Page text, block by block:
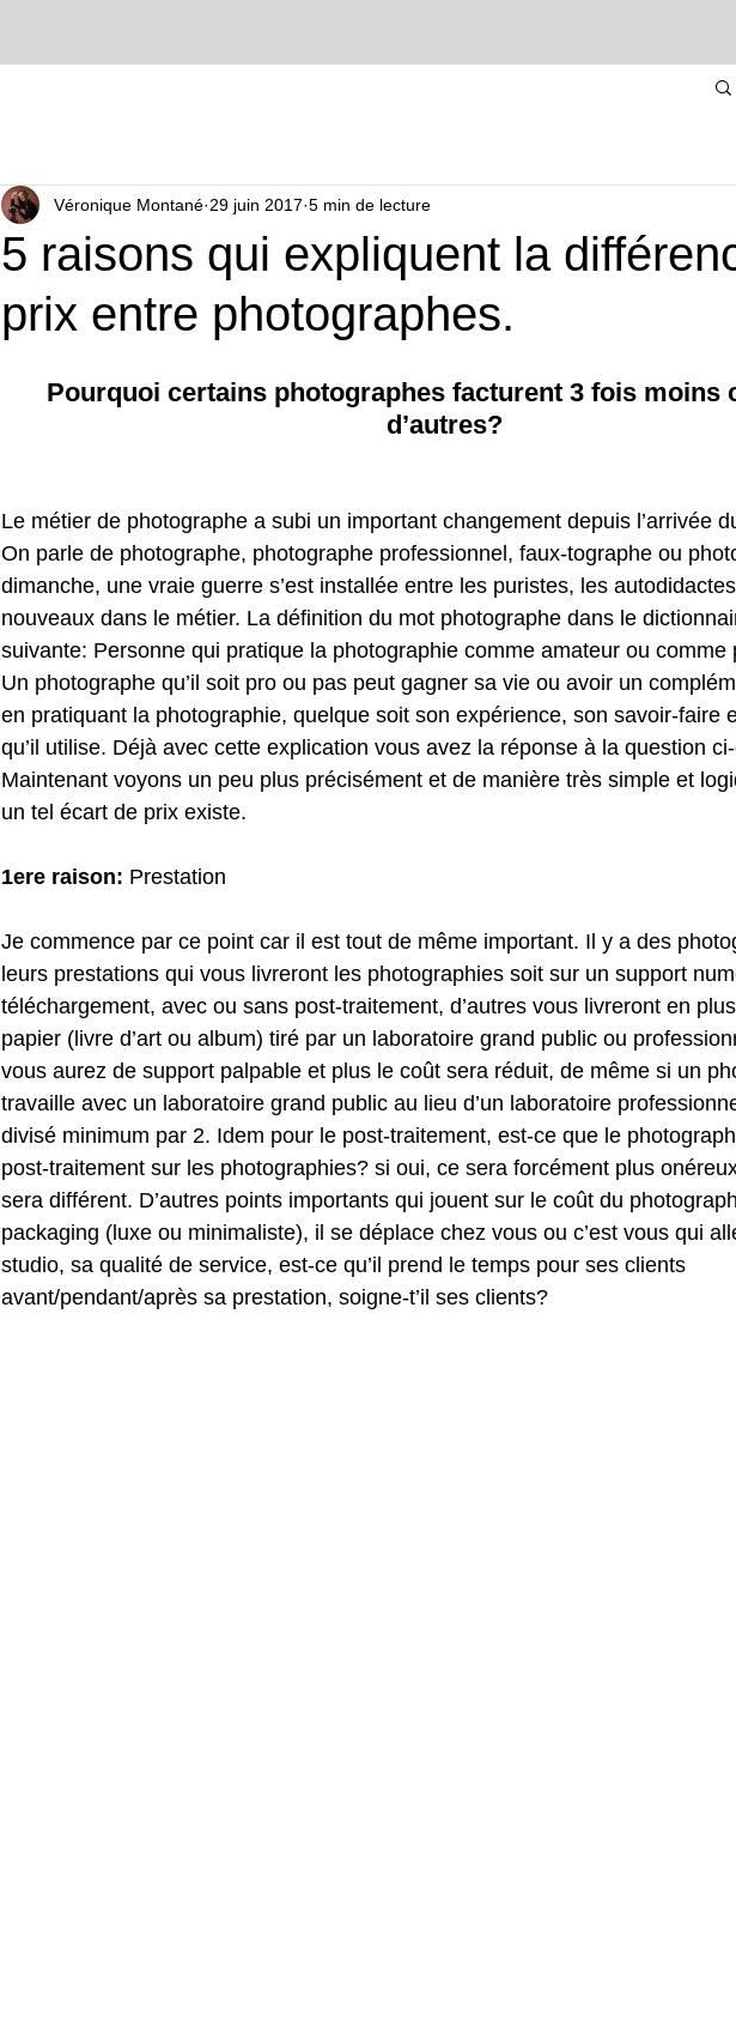
5 raisons qui expliquent la
prix entre photographes.
Véronique Montané 29 juin 2017 5 min de lecture
Pourquoi certains photographes facturent 3 fois moins
d’autres?
Le métier de photographe a subi un important changement depuis l’arrivée
On parle de photographe, photographe professionnel, faux-tographe ou
dimanche, une vraie guerre s’est installée entre les puristes, les
nouveaux dans le métier. La définition du mot photographe dans le
suivante: Personne qui pratique la photographie comme amateur ou
Un photographe qu’il soit pro ou pas peut gagner sa vie ou avoir un
en pratiquant la photographie, quelque soit son expérience, son savoir-faire
qu’il utilise. Déjà avec cette explication vous avez la réponse à la question
Maintenant voyons un peu plus précisément et de manière très simple et
un tel écart de prix existe.
1ere raison: Prestation
Je commence par ce point car il est tout de même important. Il y a des
leurs prestations qui vous livreront les photographies soit sur un support
téléchargement, avec ou sans post-traitement, d’autres vous livreront en
papier (livre d’art ou album) tiré par un laboratoire grand public ou
vous aurez de support palpable et plus le coût sera réduit, de même si un
travaille avec un laboratoire grand public au lieu d’un laboratoire
divisé minimum par 2. Idem pour le post-traitement, est-ce que le
post-traitement sur les photographies? si oui, ce sera forcément plus
sera différent. D’autres points importants qui jouent sur le coût du
packaging (luxe ou minimaliste), il se déplace chez vous ou c’est vous qui
studio, sa qualité de service, est-ce qu’il prend le temps pour ses clients
avant/pendant/après sa prestation, soigne-t’il ses clients?